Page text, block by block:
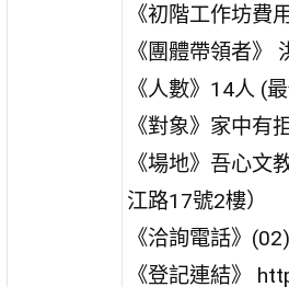
《初階工作坊費
《團體帶領者》
《人數》14人 (
《對象》家中有
《場地》吾心文
江路17號2樓）
《洽詢電話》
《登記連結》